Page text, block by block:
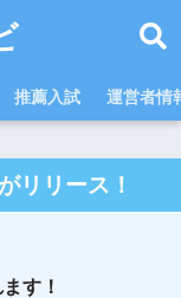
推薦入試 運営者情
リリース！
す！